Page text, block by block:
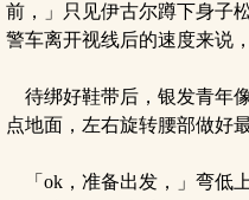
前，」只见伊古尔蹲下身子
警车离开视线后的速度来说
待绑好鞋带后，银发青年
点地面，左右旋转腰部做好
「ok，准备出发，」弯低